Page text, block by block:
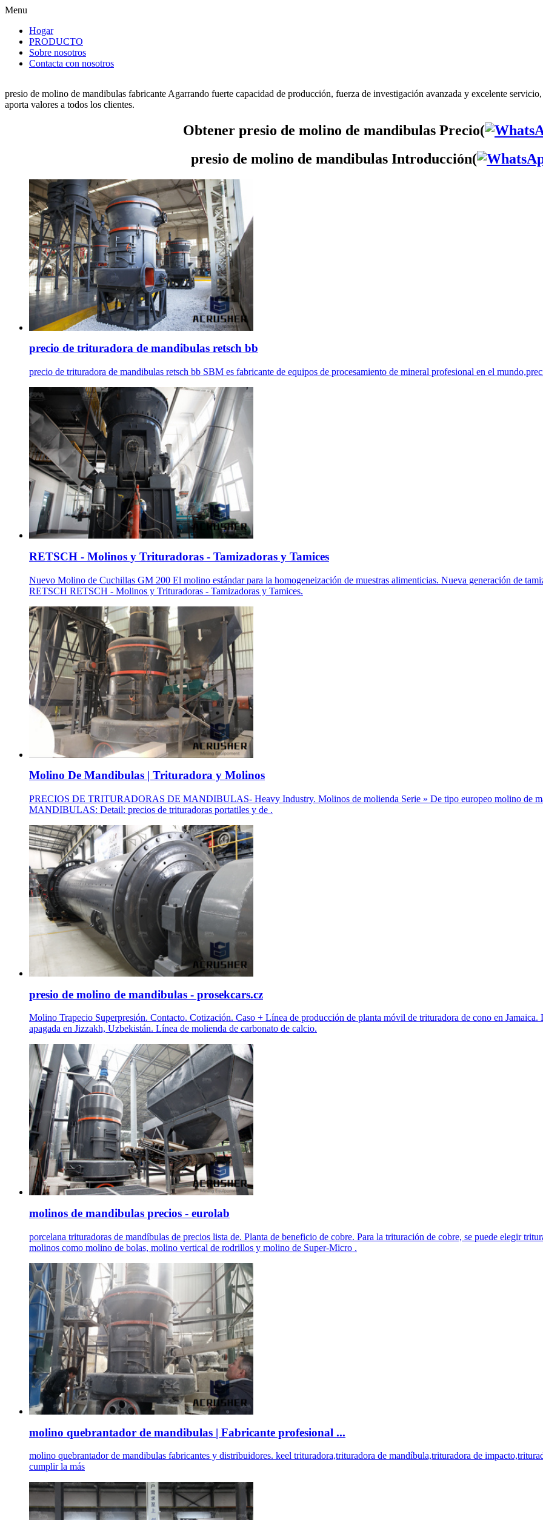
Menu
Hogar
PRODUCTO
Sobre nosotros
Contacta con nosotros
presio de molino de mandibulas fabricante Agarrando fuerte capacidad de producción, fuerza de investigación avanzada y excelente
aporta valores a todos los clientes.
Obtener presio de molino de mandibulas Precio(
presio de molino de mandibulas Introducción(
precio de trituradora de mandibulas retsch bb
precio de trituradora de mandibulas retsch bb SBM es fabricante de equipos de procesamiento de mineral profesional en el
RETSCH - Molinos y Trituradoras - Tamizadoras y Tamices
Nuevo Molino de Cuchillas GM 200 El molino estándar para la homogeneización de muestras alimenticias. Nueva generación de
RETSCH RETSCH - Molinos y Trituradoras - Tamizadoras y Tamices.
Molino De Mandibulas | Trituradora y Molinos
PRECIOS DE TRITURADORAS DE MANDIBULAS- Heavy Industry. Molinos de molienda Serie » De tipo europeo molino de
MANDIBULAS: Detail: precios de trituradoras portatiles y de .
presio de molino de mandibulas - prosekcars.cz
Molino Trapecio Superpresión. Contacto. Cotización. Caso + Línea de producción de planta móvil de trituradora de cono en
apagada en Jizzakh, Uzbekistán. Línea de molienda de carbonato de calcio.
molinos de mandibulas precios - eurolab
porcelana trituradoras de mandíbulas de precios lista de. Planta de beneficio de cobre. Para la trituración de cobre, se puede elegir
molinos como molino de bolas, molino vertical de rodrillos y molino de Super-Micro .
molino quebrantador de mandibulas | Fabricante profesional ...
molino quebrantador de mandibulas fabricantes y distribuidores. keel trituradora,trituradora de mandíbula,trituradora de
cumplir la más